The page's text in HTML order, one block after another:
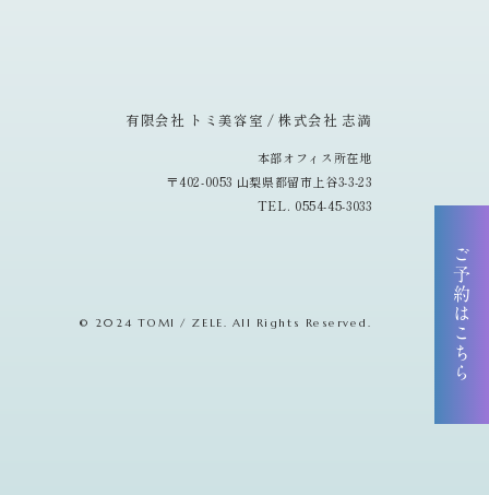
有限会社 トミ美容室 / 株式会社 志満
本部オフィス所在地
〒402-0053 山梨県都留市上谷3-3-23
TEL. 0554-45-3033
© 2024 TOMI / ZELE. All Rights Reserved. ご予約はこちら